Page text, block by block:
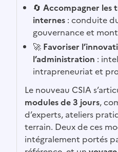
🔄 Accompagner les
internes : conduite
gouvernance et
🚀 Favoriser
l’administration :
intrapreneuriat et
Le nouveau CSIA
modules de 3 jours,
d’experts, ateliers
terrain. Deux de ces
intégralement portés